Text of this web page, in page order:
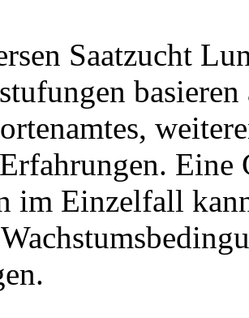
Saatzucht
basieren
im Einzelfall